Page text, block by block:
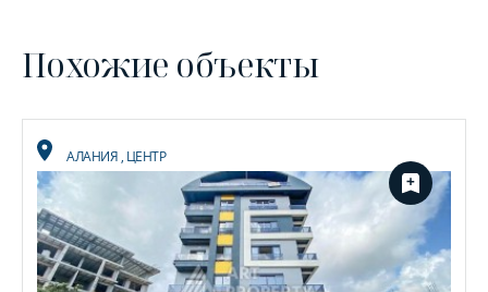
Похожие объекты
АЛАНИЯ, ЦЕНТР